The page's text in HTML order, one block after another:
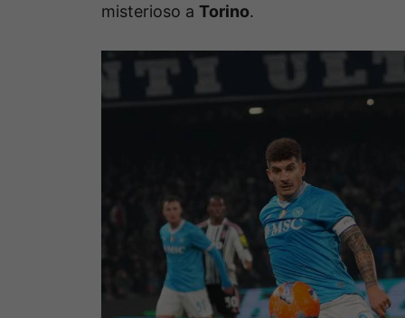
misterioso a Torino.